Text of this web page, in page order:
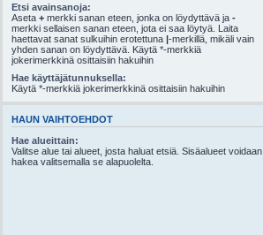
Etsi avainsanoja:
Aseta + merkki sanan eteen, jonka on löydyttävä ja -
merkki sellaisen sanan eteen, jota ei saa löytyä. Laita
haettavat sanat sulkuihin erotettuna |-merkillä, mikäli vain
yhden sanan on löydyttävä. Käytä *-merkkiä
jokerimerkkinä osittaisiin hakuihin
Hae käyttäjätunnuksella:
Käytä *-merkkiä jokerimerkkinä osittaisiin hakuihin
HAUN VAIHTOEHDOT
Hae alueittain:
Valitse alue tai alueet, josta haluat etsiä. Sisäalueet voidaan
hakea valitsemalla se alapuolelta.